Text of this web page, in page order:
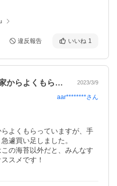
違反報告 いいね 1
本当に美味しいです！実家からよくもらっ… 2023/3/9
aar********さん
よくもらっていますが、手
遽買い足しました。
の海苔以外だと、みんなす
スメです！